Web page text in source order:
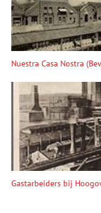
Nuestra Casa Nostra
Gastarbeiders bij